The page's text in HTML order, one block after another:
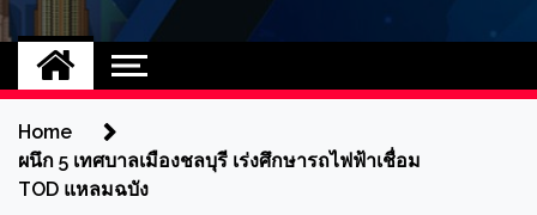
UCD
NEW
Home
ผนึก 5 เทศบาลเมืองชลบุรี เร่งศึกษารถไฟฟ้าเชื่อม
TOD แหลมฉบัง